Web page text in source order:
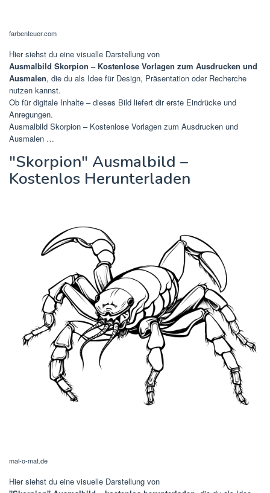
farbenteuer.com
Hier siehst du eine visuelle Darstellung von
Ausmalbild Skorpion – Kostenlose Vorlagen zum Ausdrucken und
, die du als Idee für Design, Präsentation oder Recherche
nutzen kannst.
Ob für digitale Inhalte – dieses Bild liefert dir erste Eindrücke und
"Skorpion" Ausmalbild –
Kostenlos Herunterladen